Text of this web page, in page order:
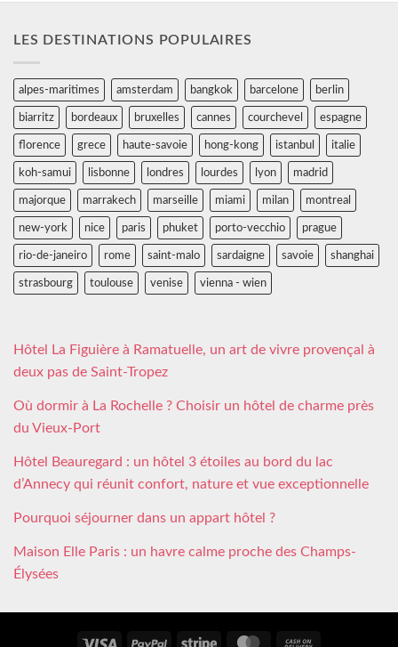
LES DESTINATIONS POPULAIRES
alpes-maritimes amsterdam bangkok barcelone berlin
biarritz bordeaux bruxelles cannes courchevel espagne
florence grece haute-savoie hong-kong istanbul italie
koh-samui lisbonne londres lourdes lyon madrid
majorque marrakech marseille miami milan montreal
new-york nice paris phuket porto-vecchio prague
rio-de-janeiro rome saint-malo sardaigne savoie shanghai
strasbourg toulouse venise vienna - wien
Hôtel La Figuière à Ramatuelle, un art de vivre provençal à
deux pas de Saint-Tropez
Où dormir à La Rochelle ? Choisir un hôtel de charme près
du Vieux-Port
Hôtel Beauregard : un hôtel 3 étoiles au bord du lac
d’Annecy qui réunit confort, nature et vue exceptionnelle
Pourquoi séjourner dans un appart hôtel ?
Maison Elle Paris : un havre calme proche des Champs-
Élysées
Visa PayPal Stripe MasterCard